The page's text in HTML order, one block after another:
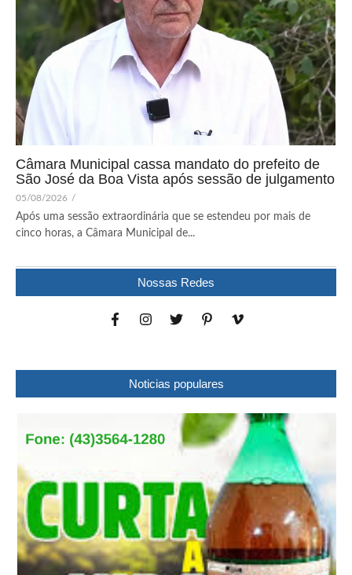
Câmara Municipal cassa mandato do prefeito de
São José da Boa Vista após sessão de julgamento
05/08/2026 /
Após uma sessão extraordinária que se estendeu por mais de
cinco horas, a Câmara Municipal de...
Nossas Redes
Noticias populares